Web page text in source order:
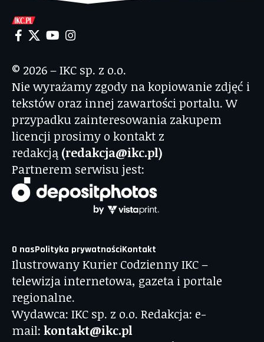
© 2026 – IKC sp. z o.o.
Nie wyrażamy zgody na kopiowanie zdjęć i
tekstów oraz innej zawartości portalu. W
przypadku zainteresowania zakupem
licencji prosimy o kontakt z
redakcją (redakcja@ikc.pl)
Partnerem serwisu jest:
O nasPolityka prywatnościKontakt
Ilustrowany Kurier Codzienny IKC –
telewizja internetowa, gazeta i portale
regionalne.
Wydawca: IKC sp. z o.o. Redakcja: e-
mail: kontakt@ikc.pl